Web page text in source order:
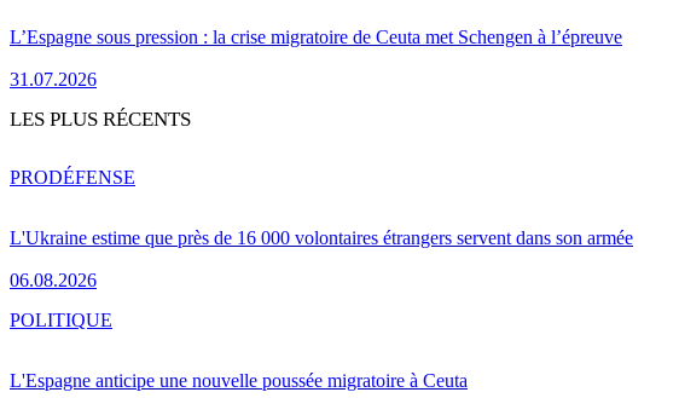
L’Espagne sous pression : la crise migratoire de Ceuta met Schengen à l’épreuve
31.07.2026
LES PLUS RÉCENTS
L'Ukraine estime que près de 16 000 volontaires étrangers servent dans son armée
06.08.2026
PRODÉFENSE
L'Espagne anticipe une nouvelle poussée migratoire à Ceuta
POLITIQUE